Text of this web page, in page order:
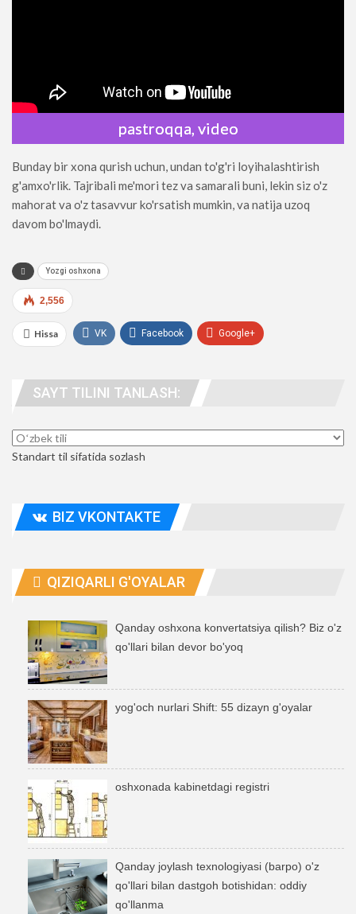
pastroqqa, video
Bunday bir xona qurish uchun, undan to'g'ri loyihalashtirish
g'amxo'rlik. Tajribali me'mori tez va samarali buni, lekin siz o'z
mahorat va o'z tasavvur ko'rsatish mumkin, va natija uzoq
davom bo'lmaydi.
Yozgi oshxona
2,556
Hissa VK Facebook Google+
odamlar. manzil
SAYT TILINI TANLASH:
Standart til sifatida sozlash
BIZ VKONTAKTE
QIZIQARLI G'OYALAR
Qanday oshxona konvertatsiya qilish? Biz o'z
qo'llari bilan devor bo'yoq
yog'och nurlari Shift: 55 dizayn g'oyalar
oshxonada kabinetdagi registri
Qanday joylash texnologiyasi (barpo) o'z
qo'llari bilan dastgoh botishidan: oddiy
qo'llanma